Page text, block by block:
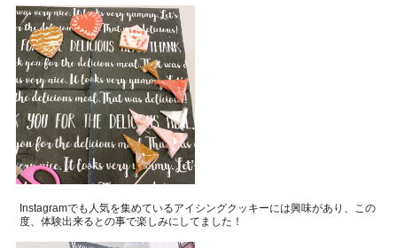
Instagramでも人気を集めているアイシングクッキーには興味があり、 この
度、体験出来るとの事で楽しみにしてました！